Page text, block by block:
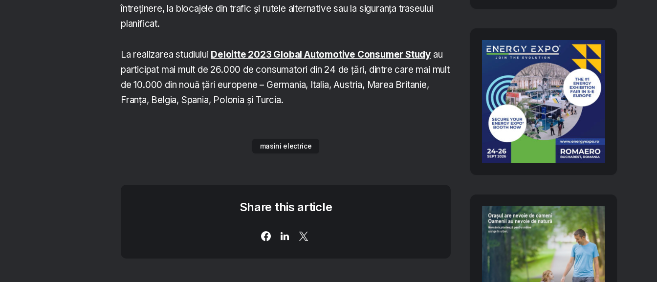
întreținere, la blocajele din trafic și rutele alternative sau la siguranța traseului
planificat.
La realizarea studiului Deloitte 2023 Global Automotive Consumer Study au
participat mai mult de 26.000 de consumatori din 24 de țări, dintre care mai mult
de 10.000 din nouă țări europene – Germania, Italia, Austria, Marea Britanie,
Franța, Belgia, Spania, Polonia și Turcia.
masini electrice
Share this article